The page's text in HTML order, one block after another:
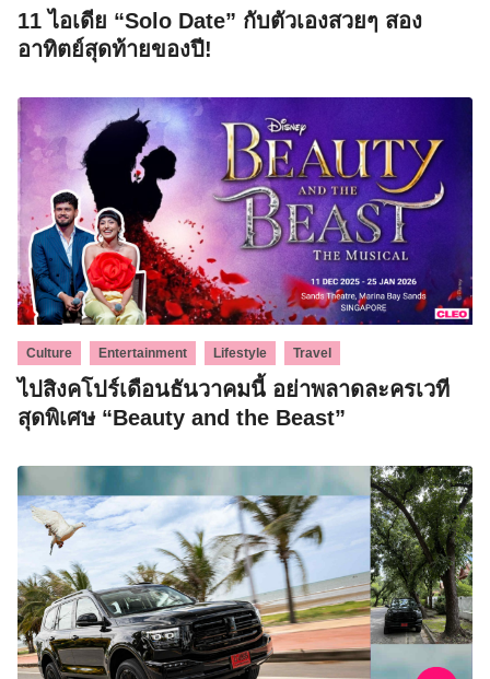
11 ไอเดีย “Solo Date” กับตัวเองสวยๆ สอง
อาทิตย์สุดท้ายของปี!
Culture Entertainment Lifestyle Travel
ไปสิงคโปร์เดือนธันวาคมนี้ อย่าพลาดละครเวที
สุดพิเศษ “Beauty and the Beast”